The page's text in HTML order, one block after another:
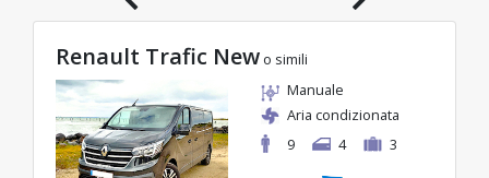
Renault Trafic New o simili
Manuale
Aria condizionata
9
4 3